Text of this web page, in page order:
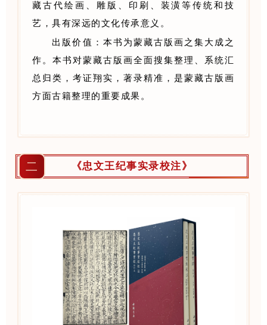
藏古代绘画、雕版、印刷、装潢等传统和技
艺，具有深远的文化传承意义。
出版价值：本书为蒙藏古版画之集大成之
作。本书对蒙藏古版画全面搜集整理、系统汇
总归类，考证翔实，著录精准，是蒙藏古版画
方面古籍整理的重要成果。
二 《忠文王纪事实录校注》